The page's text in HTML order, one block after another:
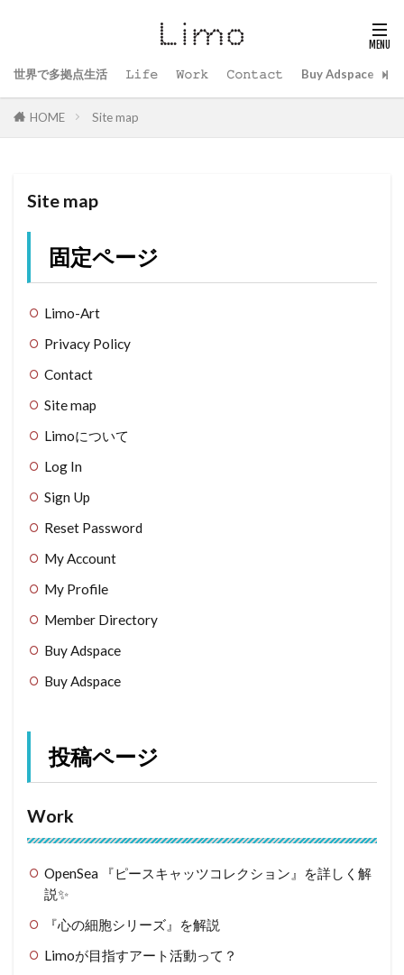
世界で多拠点生活 𝙻𝚒𝚏𝚎 𝚆𝚘𝚛𝚔 𝙲𝚘𝚗𝚝𝚊𝚌𝚝 Buy Adspace
HOME Site map
Site map
固定ページ
Limo-Art
Privacy Policy
Contact
Site map
Limoについて
Log In
Sign Up
Reset Password
My Account
My Profile
Member Directory
Buy Adspace
Buy Adspace
投稿ページ
Work
OpenSea 『ピースキャッツコレクション』を詳しく解
説✨
『心の細胞シリーズ』を解説
Limoが目指すアート活動って？